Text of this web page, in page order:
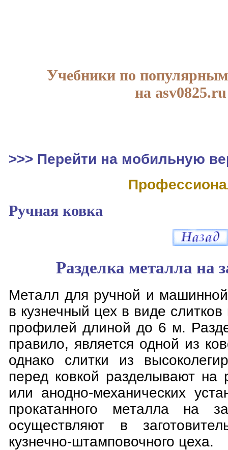
Учебники по
на asv0825.ru
>>> Перейти на мобильную
Ручная ковка
Разделка металла на
Металл для ручной и машинной
в кузнечный цех в виде
профилей длиной до 6 м.
правило, является одной из
однако слитки из
перед ковкой разделывают на
или анодно-механических
прокатанного металла на
осуществляют в
кузнечно-штамповочного цеха.